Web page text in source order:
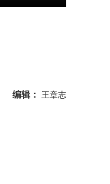
编辑： 王章志